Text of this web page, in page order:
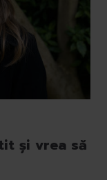
și vrea să